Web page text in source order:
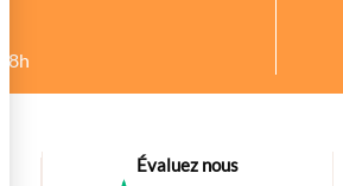
Évaluez nous
bout de code que nous fourni Facebook